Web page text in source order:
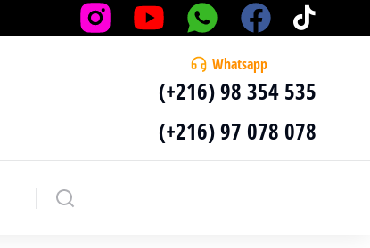
Whatsapp
(+216) 98 354 535
(+216) 97 078 078